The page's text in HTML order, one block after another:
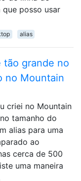
posso usar
alias
tão grande no
no Mountain
criei no Mountain
tamanho do
alias para uma
ao
cerca de 500
uma maneira